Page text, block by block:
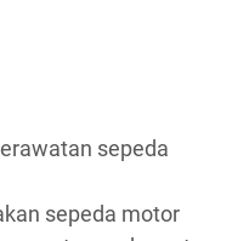
sepeda
sepeda motor